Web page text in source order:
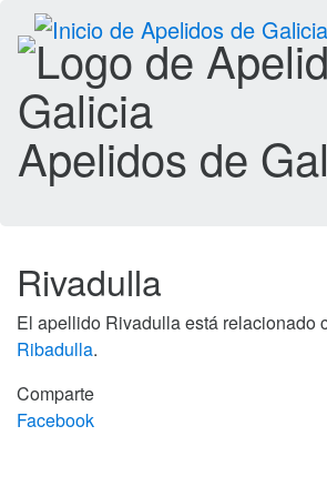
Apelidos de
Rivadulla
El apellido Rivadulla está relacionado
Ribadulla.
Comparte
Facebook